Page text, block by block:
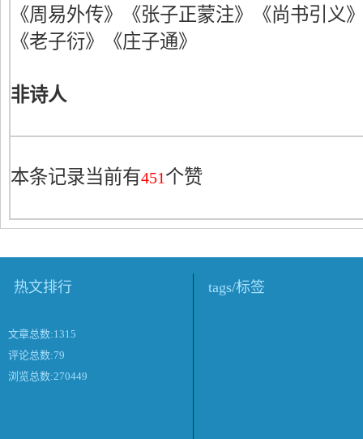
《周易外传》《张子正蒙注》《尚书引义
《老子衍》《庄子通》
非诗人
本条记录当前有451个赞
热文排行
文章总数:1315
评论总数:79
浏览总数:270449
tags/标签